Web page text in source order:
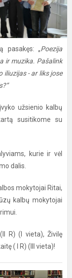
pasakęs: „Poezija
ir muzika. Pašalink
iliuzijas - ar liks jose
užsienio kalbų
susitikome su
kurie ir vėl
dalis.
mokytojai Ritai,
kalbų mokytojai
R) (I vieta), Živilę
( I R) (III vieta)!